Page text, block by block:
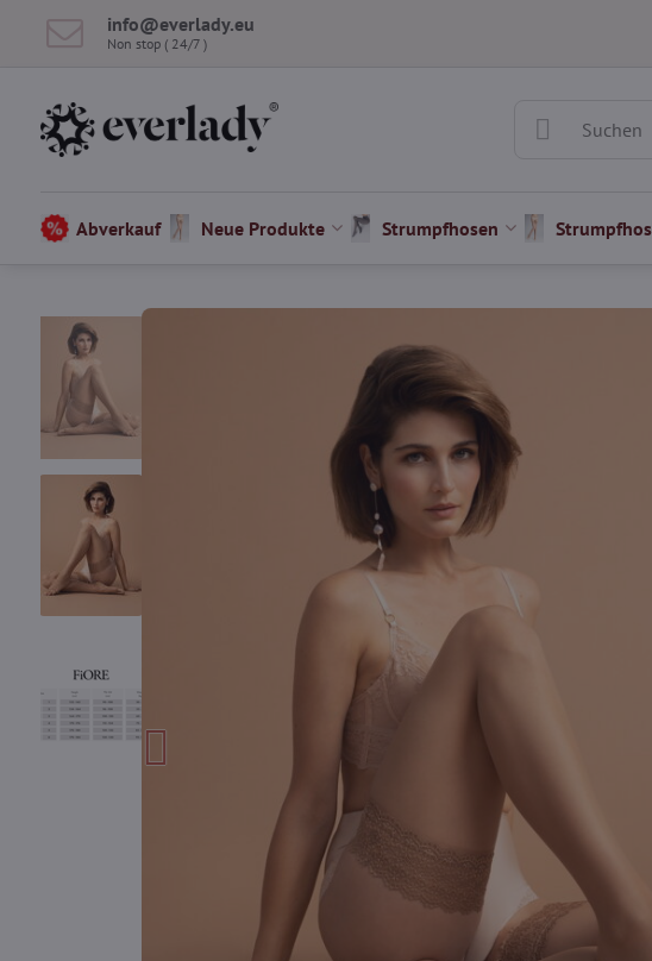
info​@everlady​.eu
Non stop ( 24/7 )
Abverkauf Neue Produkte Strumpfhosen